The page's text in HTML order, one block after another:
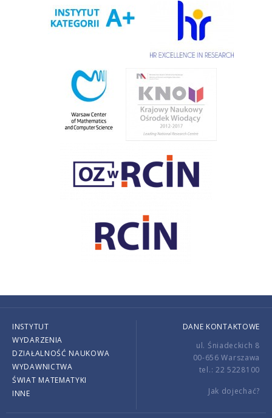
INSTYTUT
WYDARZENIA
DZIAŁALNOŚĆ NAUKOWA
WYDAWNICTWA
ŚWIAT MATEMATYKI
INNE
DANE KONTAKTOWE
ul. Śniadeckich 8
00-656 Warszawa
tel.: 22 5228100
Jak dojechać?